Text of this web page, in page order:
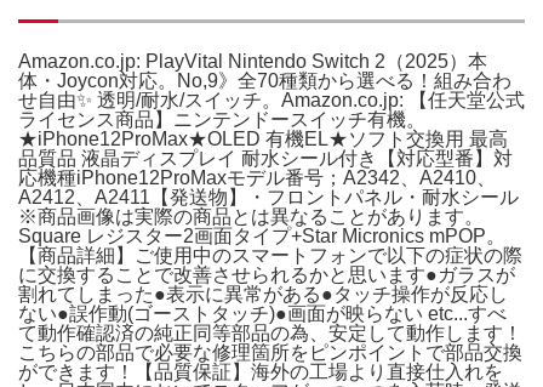
Amazon.co.jp: PlayVital Nintendo Switch 2（2025）本
体・Joycon対応。No,9》全70種類から選べる！組み合わ
せ自由✨ 透明/耐水/スイッチ。Amazon.co.jp: 【任天堂公式
ライセンス商品】ニンテンドースイッチ有機。
★iPhone12ProMax★OLED 有機EL★ソフト交換用 最高
品質品 液晶ディスプレイ 耐水シール付き【対応型番】対
応機種iPhone12ProMaxモデル番号；A2342、A2410、
A2412、A2411【発送物】・フロントパネル・耐水シール
※商品画像は実際の商品とは異なることがあります。
Square レジスター2画面タイプ+Star Micronics mPOP。
【商品詳細】ご使用中のスマートフォンで以下の症状の際
に交換することで改善させられるかと思います●ガラスが
割れてしまった●表示に異常がある●タッチ操作が反応し
ない●誤作動(ゴーストタッチ)●画面が映らない etc...すべ
て動作確認済の純正同等部品の為、安定して動作します！
こちらの部品で必要な修理箇所をピンポイントで部品交換
ができます！【品質保証】海外の工場より直接仕入れを